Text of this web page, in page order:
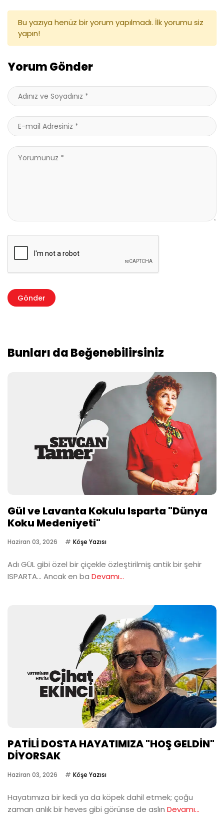
Bu yazıya henüz bir yorum yapılmadı. İlk yorumu siz
yapın!
Yorum Gönder
Bunları da Beğenebilirsiniz
Gül ve Lavanta Kokulu Isparta "Dünya
Koku Medeniyeti"
Haziran 03, 2026 Köşe Yazısı
Adı GÜL gibi özel bir çiçekle özleştirilmiş antik bir şehir
ISPARTA… Ancak en ba Devamı...
PATİLİ DOSTA HAYATIMIZA "HOŞ GELDİN"
DİYORSAK
Haziran 03, 2026 Köşe Yazısı
Hayatımıza bir kedi ya da köpek dahil etmek; çoğu
zaman anlık bir heves gibi görünse de aslın Devamı...